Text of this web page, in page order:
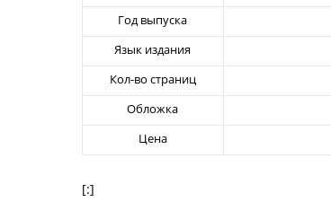
Год выпуска
Язык издания
Кол-во страниц
Обложка
Цена
[:]